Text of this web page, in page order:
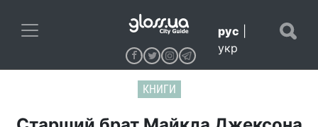
рус
укр
КНИГИ